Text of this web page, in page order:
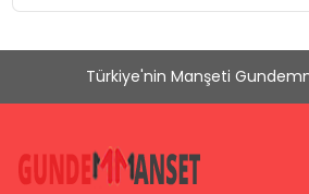
Türkiye'nin Manşeti